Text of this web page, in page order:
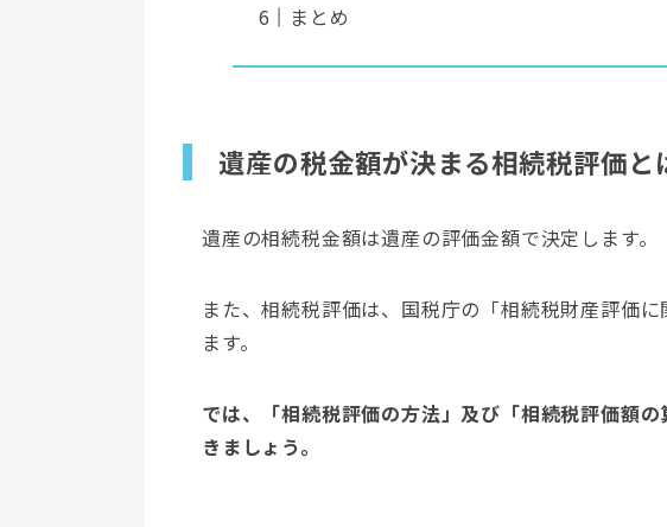
まとめ
遺産の税金額が決まる相続税評価と
遺産の相続税金額は遺産の評価金額で決定します。
また、相続税評価は、国税庁の「相続税財産評価
ます。
では、「相続税評価の方法」及び「相続税評価額
きましょう。